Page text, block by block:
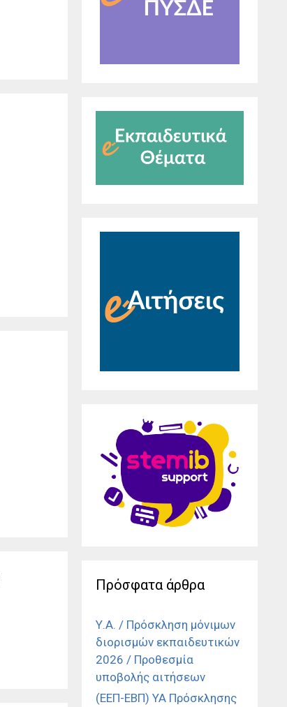
Πρόσφατα άρθρα
Υ.Α. / Πρόσκληση μόνιμων
διορισμών εκπαιδευτικών
2026 / Προθεσμία
υποβολής αιτήσεων
(ΕΕΠ-ΕΒΠ) ΥΑ Πρόσκλησης